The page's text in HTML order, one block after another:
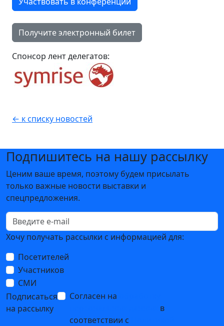
Получите электронный билет
Cпонсор лент делегатов:
← к списку новостей
Подпишитесь на нашу рассылку
Ценим ваше время, поэтому будем присылать
только важные новости выставки и
спецпредложения.
Хочу получать рассылки с информацией для:
Посетителей
Участников
СМИ
Подписаться
на рассылку
Согласен на
в
соответствии с